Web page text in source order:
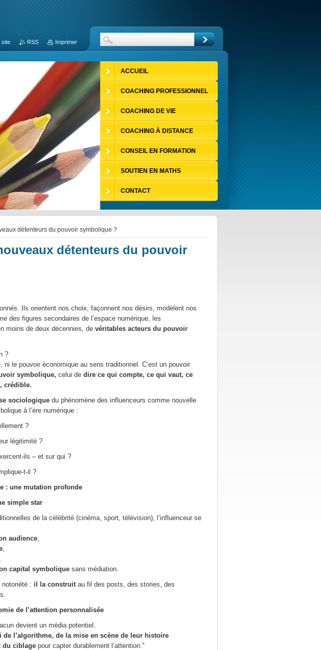
détenteurs du pouvoir symbolique ?
détenteurs du pouvoir
Ils orientent nos choix, façonnent nos désirs, modèlent nos
des figures secondaires de l’espace numérique, les
moins de deux décennies, de véritables acteurs du pouvoir
?
ni le pouvoir économique au sens traditionnel. C’est un pouvoir
symbolique, celui de dire ce qui compte, ce qui vaut, ce
crédible.
sociologique du phénomène des influenceurs comme nouvelle
à l’ère numérique :
?
légitimité ?
ils – et sur qui ?
t-il ?
: une mutation profonde
simple star
de la célébrité (cinéma, sport, télévision), l’influenceur se
audience,
,
,
capital symbolique sans médiation.
notoriété : il la construitau fil des posts, des stories, des
de l’attention personnalisée
devient un média potentiel.
de l’algorithme, de la mise en scène de leur histoire
du ciblage pour capter durablement l’attention."
ACCUEIL
COACHING PROFESSIONNEL
COACHING DE VIE
COACHING À DISTANCE
CONSEIL EN FORMATION
SOUTIEN EN MATHS
CONTACT
site RSS Imprimer